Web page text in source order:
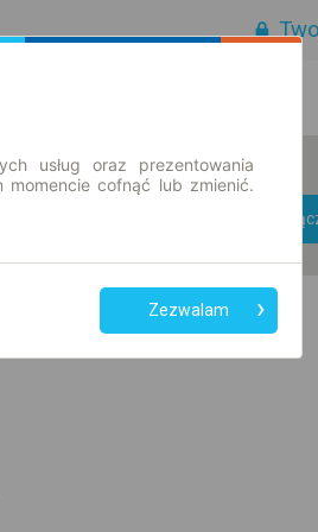
Znajdź
usług oraz prezentowania
momencie cofnąć lub zmienić.
Zezwalam